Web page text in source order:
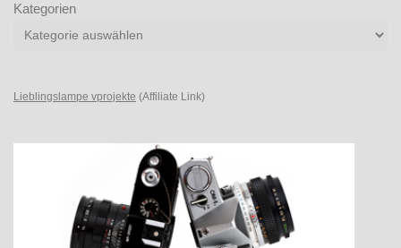
Kategorien
Lieblingslampe vprojekte (Affiliate Link)